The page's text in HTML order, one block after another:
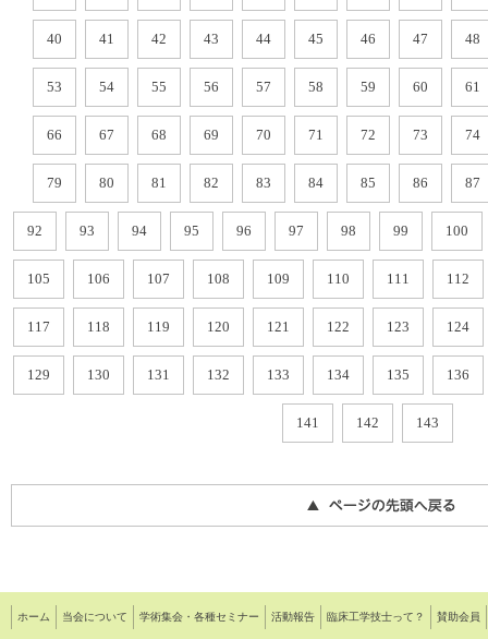
40 41 42 43 44 45 46 47 48
53 54 55 56 57 58 59 60 61
66 67 68 69 70 71 72 73 74
79 80 81 82 83 84 85 86 87
92 93 94 95 96 97 98 99 100
105 106 107 108 109 110 111 112
117 118 119 120 121 122 123 124
129 130 131 132 133 134 135 136
141 142 143
ホーム 当会について 学術集会・各種セミナー 活動報告 臨床工学技士って？ 賛助会員